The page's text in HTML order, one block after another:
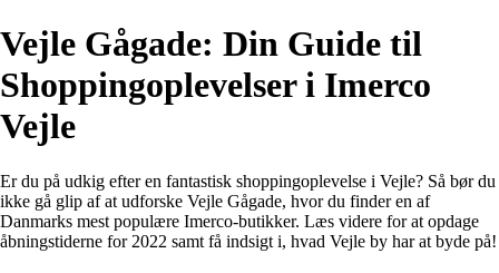
Vejle Gågade: Din Guide til
Shoppingoplevelser i Imerco
Vejle
Er du på udkig efter en fantastisk shoppingoplevelse i Vejle? Så bør du
ikke gå glip af at udforske Vejle Gågade, hvor du finder en af
Danmarks mest populære Imerco-butikker. Læs videre for at opdage
åbningstiderne for 2022 samt få indsigt i, hvad Vejle by har at byde på!